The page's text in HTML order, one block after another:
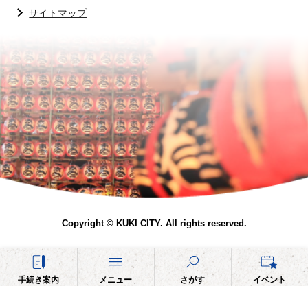
手続き案内 メニュー さがす イベント
サイトマップ
Copyright © KUKI CITY. All rights reserved.